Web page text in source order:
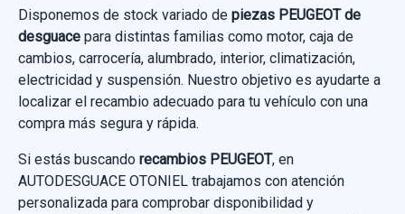
57,02 €
Sin IVA, gastos de envío no incluidos.
Consultar por whatsapp
PEUGEOT BIPPER BÁSICO
Garantía 1 año
Ref:
70,00 €
Sin IVA, gastos de envío no incluidos.
Disponemos de stock variado de piezas PEUGEOT de
desguace para distintas familias como motor, caja de
cambios, carrocería, alumbrado, interior, climatización,
electricidad y suspensión. Nuestro objetivo es ayudarte a
localizar el recambio adecuado para tu vehículo con una
compra más segura y rápida.
Si estás buscando recambios PEUGEOT, en
AUTODESGUACE OTONIEL trabajamos con atención
personalizada para comprobar disponibilidad y